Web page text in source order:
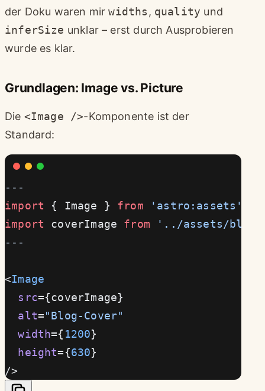
der Doku waren mirwidths, quality und
inferSize unklar – erst durch Ausprobieren
wurde es klar.
Grundlagen: Image vs. Picture
Die <Image />-Komponente ist der
Standard:
---
import { Image } from 'astro:assets'
import coverImage from '../assets/blog-
---
<Image
  src
={coverImage}
  alt
="Blog-Cover"
  width
={ 1200}
  height
={630}
/>